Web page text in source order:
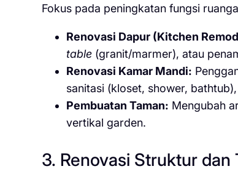
Fokus pada peningkatan fungsi
Renovasi Dapur (Kitchen
table(granit/marmer), atau
Renovasi Kamar Mandi:
sanitasi (kloset, shower,
Pembuatan Taman: Mengubah
vertikal garden.
3. Renovasi Struktur dan